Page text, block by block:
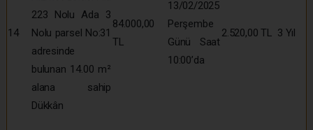
14
223 Nolu Ada 3
Nolu parsel No:31
adresinde
bulunan 14.00 m²
alana sahip
Dükkân
84.000,00
TL
13/02/2025
Perşembe
Günü Saat
10:00’da
2.520,00 TL 3 Yıl